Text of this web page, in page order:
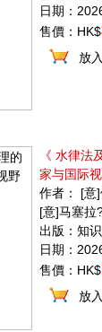
日期：
售價：HK$
放
《 水律法
家与国际
作者： [意
[意]马塞拉
出版：知
日期：
售價：HK$
放